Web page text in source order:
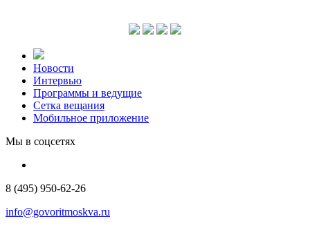
Новости
Интервью
Программы и ведущие
Сетка вещания
Мобильное приложение
Мы в соцсетях
8 (495) 950-62-26
info@govoritmoskva.ru